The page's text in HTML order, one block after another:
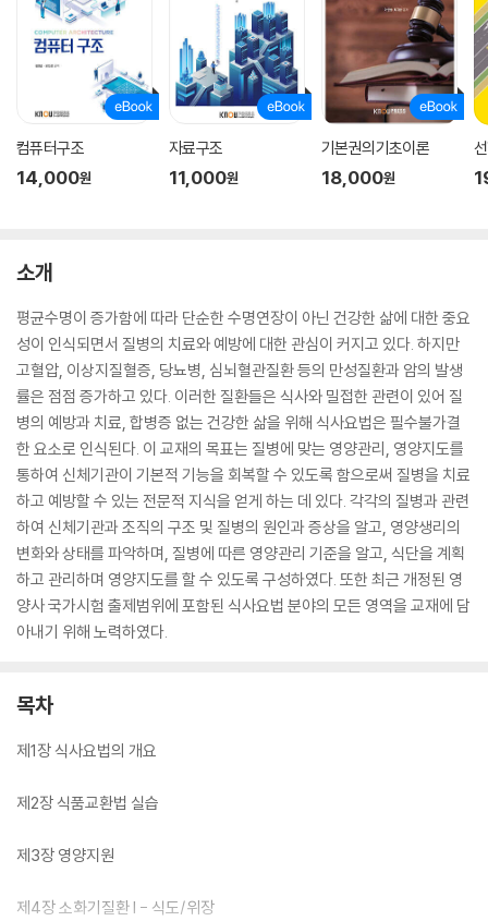
컴퓨터구조
14,000원
자료구조
11,000원
기본권의기초이론
18,000원
소개
평균수명이 증가함에 따라 단순한 수명연장이 아닌 건강한 삶에 대한 중요
성이 인식되면서 질병의 치료와 예방에 대한 관심이 커지고 있다. 하지만
고혈압, 이상지질혈증, 당뇨병, 심뇌혈관질환 등의 만성질환과 암의 발생
률은 점점 증가하고 있다. 이러한 질환들은 식사와 밀접한 관련이 있어 질
병의 예방과 치료, 합병증 없는 건강한 삶을 위해 식사요법은 필수불가결
한 요소로 인식된다. 이 교재의 목표는 질병에 맞는 영양관리, 영양지도를
통하여 신체기관이 기본적 기능을 회복할 수 있도록 함으로써 질병을 치료
하고 예방할 수 있는 전문적 지식을 얻게 하는 데 있다. 각각의 질병과 관련
하여 신체기관과 조직의 구조 및 질병의 원인과 증상을 알고, 영양생리의
변화와 상태를 파악하며, 질병에 따른 영양관리 기준을 알고, 식단을 계획
하고 관리하며 영양지도를 할 수 있도록 구성하였다. 또한 최근 개정된 영
양사 국가시험 출제범위에 포함된 식사요법 분야의 모든 영역을 교재에 담
아내기 위해 노력하였다.
목차
제1장 식사요법의 개요
제2장 식품교환법 실습
제3장 영양지원
제4장 소화기질환 I - 식도/위장